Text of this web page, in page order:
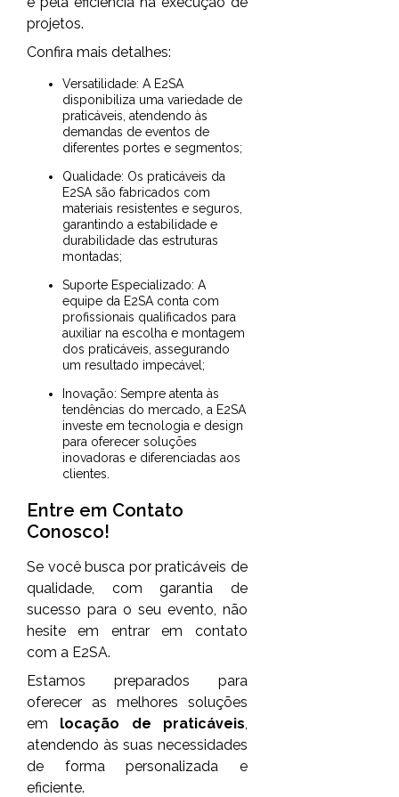
projetos.
Confira mais detalhes:
Versatilidade: A E2SA
disponibiliza uma variedade de
praticáveis, atendendo às
demandas de eventos de
diferentes portes e segmentos;
Qualidade: Os praticáveis da
E2SA são fabricados com
materiais resistentes e seguros,
garantindo a estabilidade e
durabilidade das estruturas
montadas;
Suporte Especializado: A
equipe da E2SA conta com
profissionais qualificados para
auxiliar na escolha e montagem
dos praticáveis, assegurando
um resultado impecável;
tendências do mercado, a E2SA
investe em tecnologia e design
para oferecer soluções
inovadoras e diferenciadas aos
clientes.
Entre em Contato
Conosco!
Se você busca por praticáveis de
qualidade, com garantia de
sucesso para o seu evento, não
hesite em entrar em contato
com a E2SA.
Estamos preparados para
oferecer as melhores soluções
em locação de praticáveis
atendendo às suas necessidades
de forma personalizada e
eficiente.